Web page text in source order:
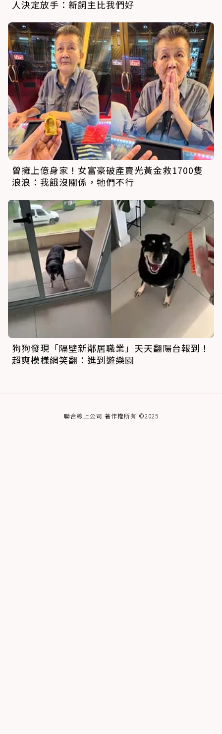
人決定放手：新飼主比我們好
曾擁上億身家！女富豪破產賣光黃金救1700隻
浪浪：我餓沒關係，牠們不行
狗狗發現「隔壁新鄰居職業」天天翻陽台報到！
超爽模樣網笑翻：進到遊樂園
聯合線上公司 著作權所有 ©2025